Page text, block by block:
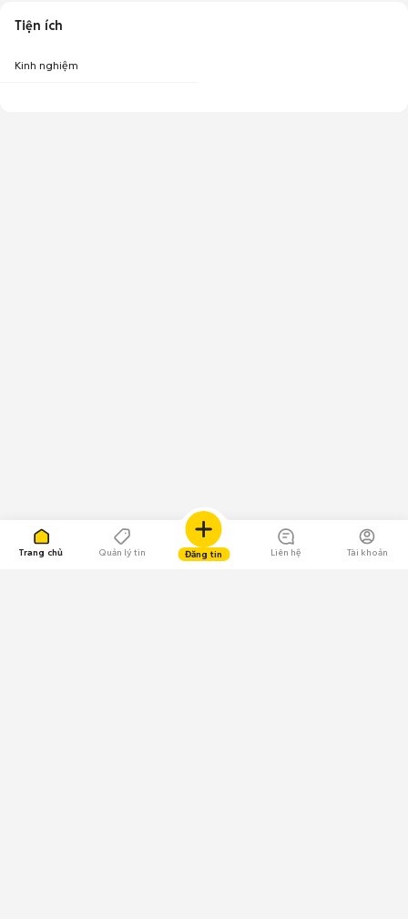
Trang chủ Quản lý tin Đăng tin Liên hệ Tài khoản
Tiện ích
Kinh nghiệm